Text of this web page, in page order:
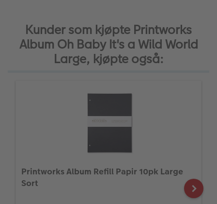
Kunder som kjøpte Printworks
Album Oh Baby It's a Wild World
Large, kjøpte også:
Printworks Album Refill Papir 10pk Large
Sort